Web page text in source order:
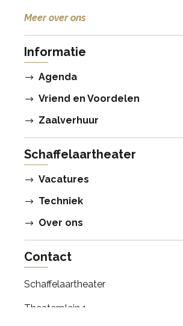
Meer over ons
Informatie
Agenda
Vriend en Voordelen
Zaalverhuur
Schaffelaartheater
Vacatures
Techniek
Over ons
Contact
Schaffelaartheater
Theaterplein 1